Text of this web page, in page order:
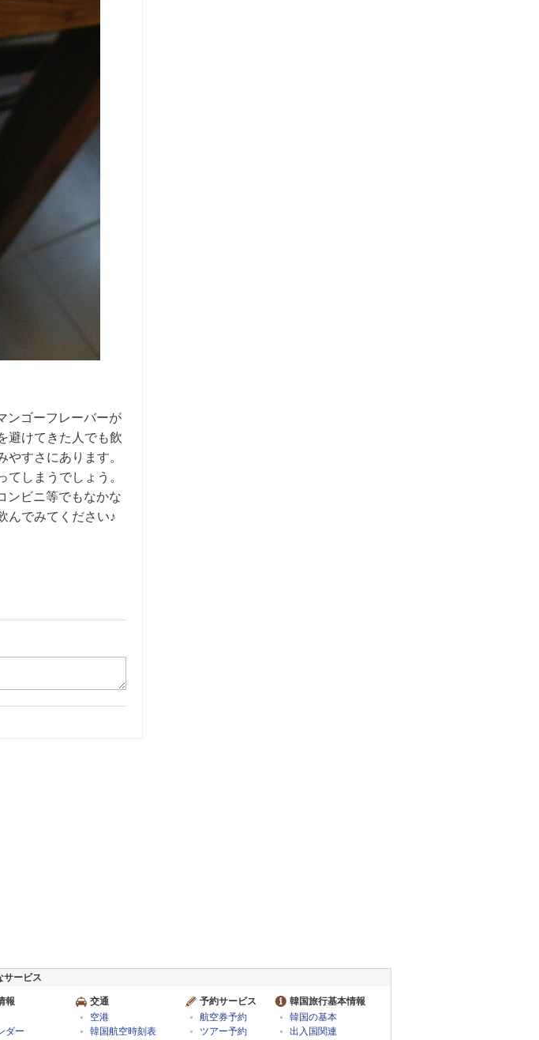
ンゴーフレーバーが
避けてきた人でも飲
すさにあります。
しまうでしょう。
ンビニ等でもなかな
んでみてください♪
サービス
報
ダー
交通
空港
韓国航空時刻表
予約サービス
航空券予約
ツアー予約
韓国旅行基本情報
韓国の基本
出入国関連